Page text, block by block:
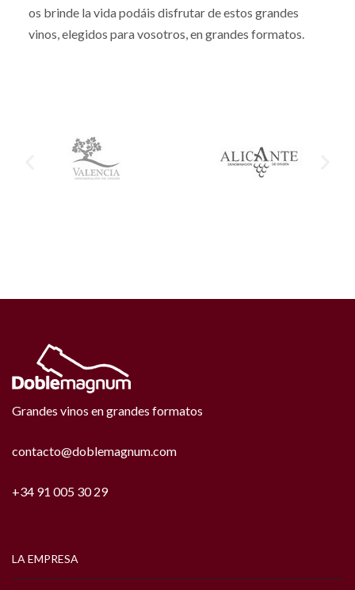
os brinde la vida podáis disfrutar de estos grandes
vinos, elegidos para vosotros, en grandes formatos.
Grandes vinos en grandes formatos
contacto@doblemagnum.com
+34 91 005 30 29
LA EMPRESA